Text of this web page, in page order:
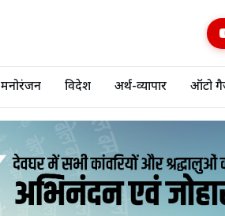
मनोरंजन विदेश अर्थ-व्यापार ऑटो